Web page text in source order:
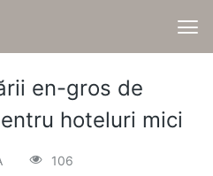
en-gros de
hoteluri mici
106